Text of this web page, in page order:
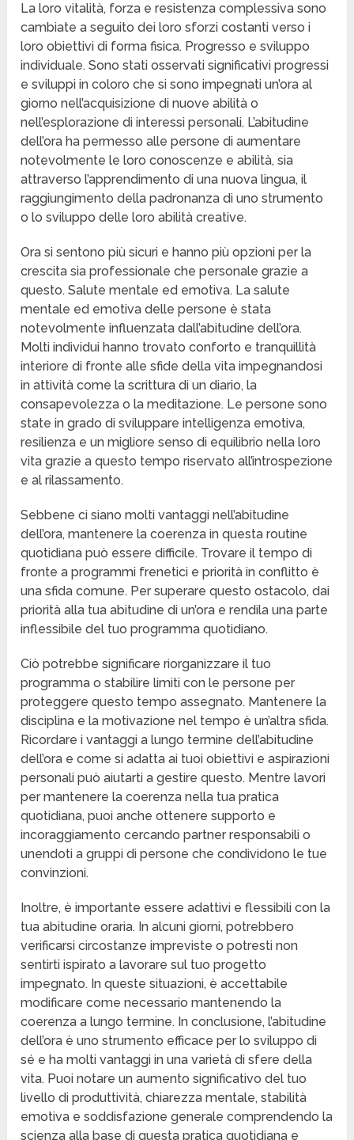
La loro vitalità, forza e resistenza complessiva sono
cambiate a seguito dei loro sforzi costanti verso i
loro obiettivi di forma fisica. Progresso e sviluppo
individuale. Sono stati osservati significativi progressi
e sviluppi in coloro che si sono impegnati un’ora al
giorno nell’acquisizione di nuove abilità o
nell’esplorazione di interessi personali. L’abitudine
dell’ora ha permesso alle persone di aumentare
notevolmente le loro conoscenze e abilità, sia
attraverso l’apprendimento di una nuova lingua, il
raggiungimento della padronanza di uno strumento
o lo sviluppo delle loro abilità creative.
Ora si sentono più sicuri e hanno più opzioni per la
crescita sia professionale che personale grazie a
questo. Salute mentale ed emotiva. La salute
mentale ed emotiva delle persone è stata
notevolmente influenzata dall’abitudine dell’ora.
Molti individui hanno trovato conforto e tranquillità
interiore di fronte alle sfide della vita impegnandosi
in attività come la scrittura di un diario, la
consapevolezza o la meditazione. Le persone sono
state in grado di sviluppare intelligenza emotiva,
resilienza e un migliore senso di equilibrio nella loro
vita grazie a questo tempo riservato all’introspezione
e al rilassamento.
Sebbene ci siano molti vantaggi nell’abitudine
dell’ora, mantenere la coerenza in questa routine
quotidiana può essere difficile. Trovare il tempo di
fronte a programmi frenetici e priorità in conflitto è
una sfida comune. Per superare questo ostacolo, dai
priorità alla tua abitudine di un’ora e rendila una parte
inflessibile del tuo programma quotidiano.
Ciò potrebbe significare riorganizzare il tuo
programma o stabilire limiti con le persone per
proteggere questo tempo assegnato. Mantenere la
disciplina e la motivazione nel tempo è un’altra sfida.
Ricordare i vantaggi a lungo termine dell’abitudine
dell’ora e come si adatta ai tuoi obiettivi e aspirazioni
personali può aiutarti a gestire questo. Mentre lavori
per mantenere la coerenza nella tua pratica
quotidiana, puoi anche ottenere supporto e
incoraggiamento cercando partner responsabili o
unendoti a gruppi di persone che condividono le tue
convinzioni.
Inoltre, è importante essere adattivi e flessibili con la
tua abitudine oraria. In alcuni giorni, potrebbero
verificarsi circostanze impreviste o potresti non
sentirti ispirato a lavorare sul tuo progetto
impegnato. In queste situazioni, è accettabile
modificare come necessario mantenendo la
coerenza a lungo termine. In conclusione, l’abitudine
dell’ora è uno strumento efficace per lo sviluppo di
sé e ha molti vantaggi in una varietà di sfere della
vita. Puoi notare un aumento significativo del tuo
livello di produttività, chiarezza mentale, stabilità
emotiva e soddisfazione generale comprendendo la
scienza alla base di questa pratica quotidiana e